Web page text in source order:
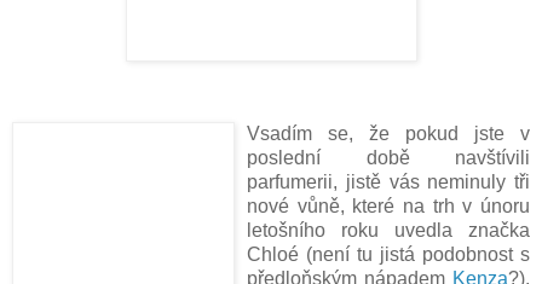
Vsadím se, že pokud jste v
poslední době navštívili
parfumerii, jistě vás neminuly tři
nové vůně, které na trh v únoru
letošního roku uvedla značka
Chloé (není tu jistá podobnost s
předloňským nápadem Kenza?).